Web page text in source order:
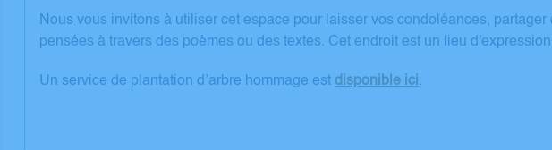
Nous vous invitons à utiliser cet espace pour laisser vos condoléances,
pensées à travers des poèmes ou des textes. Cet endroit est un lieu
Un service de plantation d’arbre hommage est disponible ici .